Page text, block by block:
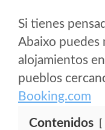
Si tienes
Abaixo puedes
alojamientos
pueblos
Booking.com
Contenidos